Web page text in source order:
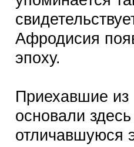
Афродисия
эпоху.
Приехавшие из
основали
отличавшуюся